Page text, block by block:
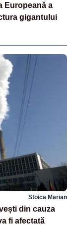
Europeană a
gigantului
Stoica Marian
din cauza
fi afectată